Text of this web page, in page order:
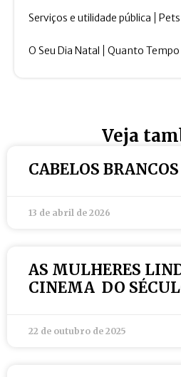
Serviços e utilidade pública Pets
O Seu Dia Natal Quanto Tempo
Veja
CABELOS BRANCOS
13 de abril de 2026
AS MULHERES
CINEMA DO
22 de outubro de 2025